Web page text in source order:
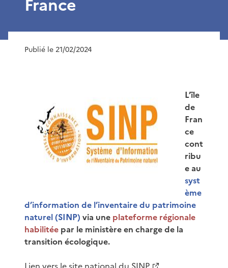
Publié le 21/02/2024
L’île
de
Fran
ce
cont
ribu
e au
syst
ème
d’information de l’inventaire du patrimoine
naturel (SINP) via une plateforme régionale
habilitée par le ministère en charge de la
transition écologique.